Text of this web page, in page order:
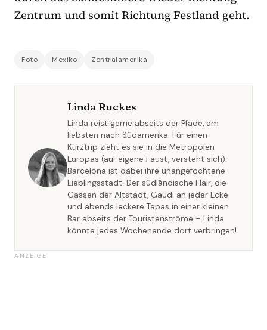
Zentrum und somit Richtung Festland geht.
Foto Mexiko Zentralamerika
Linda Ruckes
Linda reist gerne abseits der Pfade, am
liebsten nach Südamerika. Für einen
Kurztrip zieht es sie in die Metropolen
Europas (auf eigene Faust, versteht sich).
Barcelona ist dabei ihre unangefochtene
Lieblingsstadt. Der südländische Flair, die
Gassen der Altstadt, Gaudi an jeder Ecke
und abends leckere Tapas in einer kleinen
Bar abseits der Touristenströme – Linda
könnte jedes Wochenende dort verbringen!
ANZEIGE